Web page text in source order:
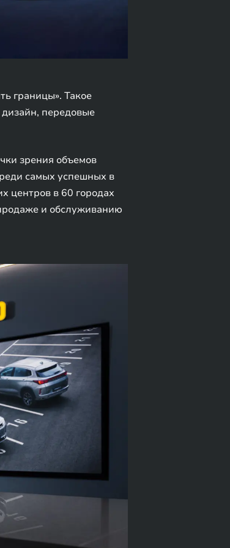
границы». Такое
передовые
зрения объемов
самых успешных в
центров в 60 городах
и обслуживанию